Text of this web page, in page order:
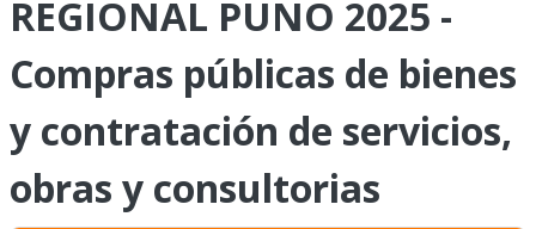
REGIONAL PUNO 2025 -
Compras públicas de bienes
y contratación de servicios,
obras y consultorias